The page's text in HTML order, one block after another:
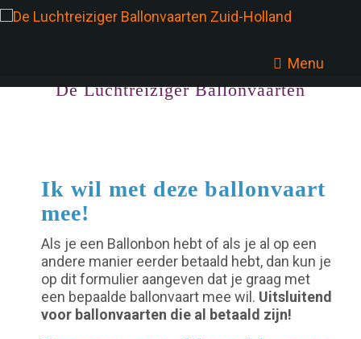
Menu
De Luchtreiziger Ballonvaarten
Ik wil met deze ballonvaart
mee!
Als je een Ballonbon hebt of als je al op een
andere manier eerder betaald hebt, dan kun je
op dit formulier aangeven dat je graag met
een bepaalde ballonvaart mee wil. Uitsluitend
voor ballonvaarten die al betaald zijn!